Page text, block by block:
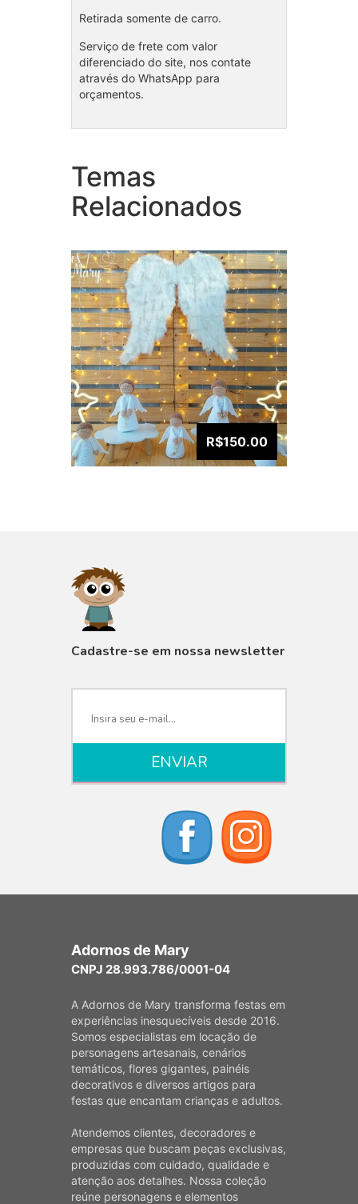
Retirada somente de carro.
Serviço de frete com valor
diferenciado do site, nos contate
através do WhatsApp para
orçamentos.
Temas
Relacionados
Coleção Anjinho batizado
R$150.00
Cadastre-se em nossa newsletter
Adornos de Mary
CNPJ 28.993.786/0001-04
A Adornos de Mary transforma festas em
experiências inesquecíveis desde 2016.
Somos especialistas em locação de
personagens artesanais, cenários
temáticos, flores gigantes, painéis
decorativos e diversos artigos para
festas que encantam crianças e adultos.
Atendemos clientes, decoradores e
empresas que buscam peças exclusivas,
produzidas com cuidado, qualidade e
atenção aos detalhes. Nossa coleção
reúne personagens e elementos